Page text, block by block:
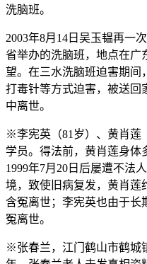
洗脑班。
2003年8月14日吴玉韫再一
省举办的洗脑班，地点在广
望。在三水洗脑班迫害期间
打毒针等方式迫害，被送回
中离世。
※李宪英（81岁）、黄肖莲
学员。得法前，黄肖莲身体
1999年7月20日后屡遭不法
境，致使旧病复发，黄肖莲
含冤离世；李宪英也由于长
冤离世。
※张春兰，江门鹤山市鹤城